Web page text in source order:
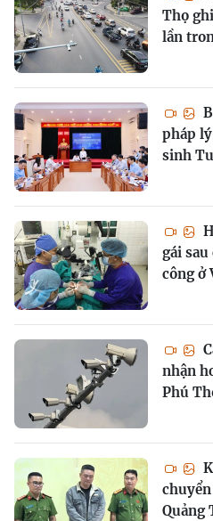
Thọ
lần
pháp
sinh
gái sau
công ở
nhận
Phú
Quảng